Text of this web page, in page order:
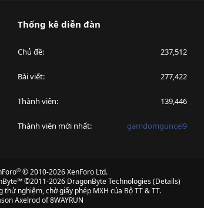
Thống kê diễn đàn
Chủ đề 237,512
Bài viết 277,422
Thành viên 139,446
Thành viên mới nhất gamdomguncel9
® © 2010-2026 XenForo Ltd.
©2011-2026 DragonByte Technologies(Details)
nghiệm, chờ giấy phép MXH của Bộ TT & TT.
Axelrod of8WAYRUN